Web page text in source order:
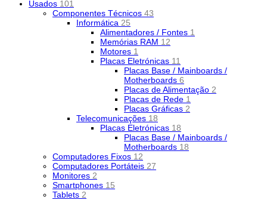
Usados 101
Componentes Técnicos 43
Informática 25
Alimentadores / Fontes 1
Memórias RAM 12
Motores 1
Placas Eletrónicas 11
Placas Base / Mainboards /
Motherboards 6
Placas de Alimentação 2
Placas de Rede 1
Placas Gráficas 2
Telecomunicações 18
Placas Eletrónicas 18
Placas Base / Mainboards /
Motherboards 18
Computadores Fixos 12
Computadores Portáteis 27
Monitores 2
Smartphones 15
Tablets 2